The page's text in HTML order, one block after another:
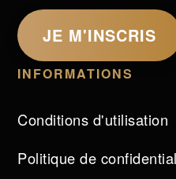
JE M'INSCRIS
INFORMATIONS
Conditions d'utilisation
Politique de